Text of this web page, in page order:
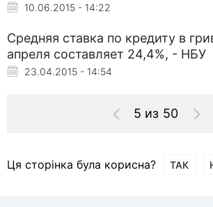
10.06.2015 - 14:22
Cредняя ставка по кредиту в
апреля составляет 24,4%, - НБУ
23.04.2015 - 14:54
5 из 50
Ця сторінка була корисна? ТАК